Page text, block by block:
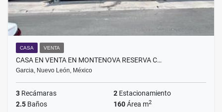
CASA VENTA
CASA EN VENTA EN MONTENOVA RESERVA C…
Garcia, Nuevo León, México
3 Recámaras 2 Estacionamiento
2.5 Baños 160Área m2